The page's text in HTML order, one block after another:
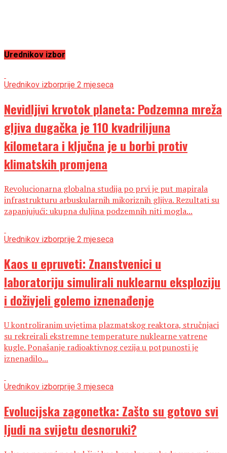
Urednikov izbor
Urednikov izborprije 2 mjeseca
Nevidljivi krvotok planeta: Podzemna mreža
gljiva dugačka je 110 kvadrilijuna
kilometara i ključna je u borbi protiv
klimatskih promjena
Revolucionarna globalna studija po prvi je put mapirala
infrastrukturu arbuskularnih mikoriznih gljiva. Rezultati su
zapanjujući: ukupna duljina podzemnih niti mogla...
Urednikov izborprije 2 mjeseca
Kaos u epruveti: Znanstvenici u
laboratoriju simulirali nuklearnu eksploziju
i doživjeli golemo iznenađenje
U kontroliranim uvjetima plazmatskog reaktora, stručnjaci
su rekreirali ekstremne temperature nuklearne vatrene
kugle. Ponašanje radioaktivnog cezija u potpunosti je
iznenadilo...
Urednikov izborprije 3 mjeseca
Evolucijska zagonetka: Zašto su gotovo svi
ljudi na svijetu desnoruki?